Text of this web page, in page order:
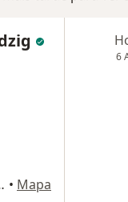
Hamburgo • Mapa
6